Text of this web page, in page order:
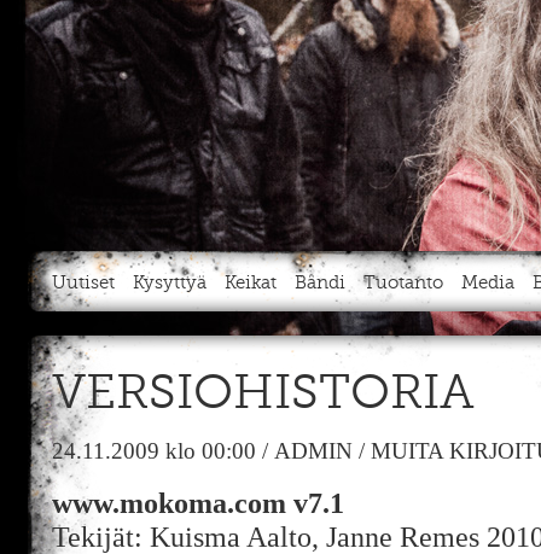
Uutiset Kysyttyä Keikat Bändi Tuotanto Media
VERSIOHISTORIA
24.11.2009 klo 00:00 / ADMIN /MUITA
www.mokoma.com v7.1
Tekijät: Kuisma Aalto, Janne Remes